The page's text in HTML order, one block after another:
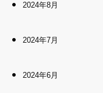
2024年8月
2024年7月
2024年6月